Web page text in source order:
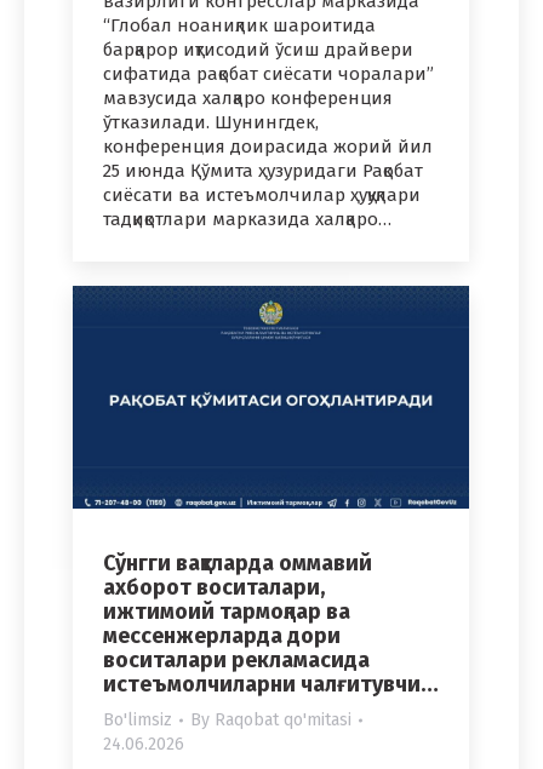
“Глобал ноаниқлик шароитида
барқарор иқтисодий ўсиш драйвери
сифатида рақобат сиёсати чоралари”
мавзусида халқаро конференция
ўтказилади. Шунингдек,
конференция доирасида жорий йил
25 июнда Қўмита ҳузуридаги Рақобат
сиёсати ва истеъмолчилар ҳуқуқлари
тадқиқотлари марказида халқаро…
Сўнгги вақтларда оммавий
ахборот воситалари,
ижтимоий тармоқлар ва
мессенжерларда дори
воситалари рекламасида
истеъмолчиларни чалғитувчи…
Bo'limsiz By Raqobat qo'mitasi
24.06.2026